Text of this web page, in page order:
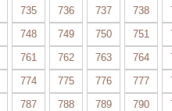
735 736 737 738
748 749 750 751
761 762 763 764
774 775 776 777
787 788 789 790